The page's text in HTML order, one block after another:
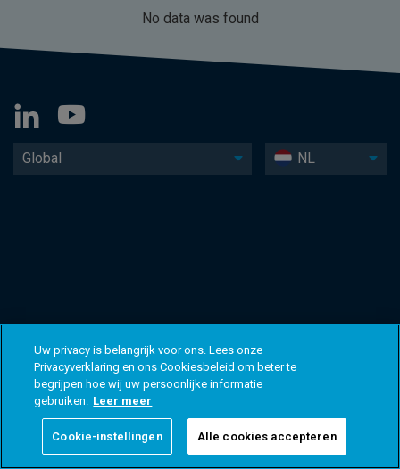
No data was found
Global NL
Uw privacy is belangrijk voor ons. Lees onze
Privacyverklaring en ons Cookiesbeleid om beter te
begrijpen hoe wij uw persoonlijke informatie
gebruiken. Leer meer
Cookie-instellingen Alle cookies accepteren